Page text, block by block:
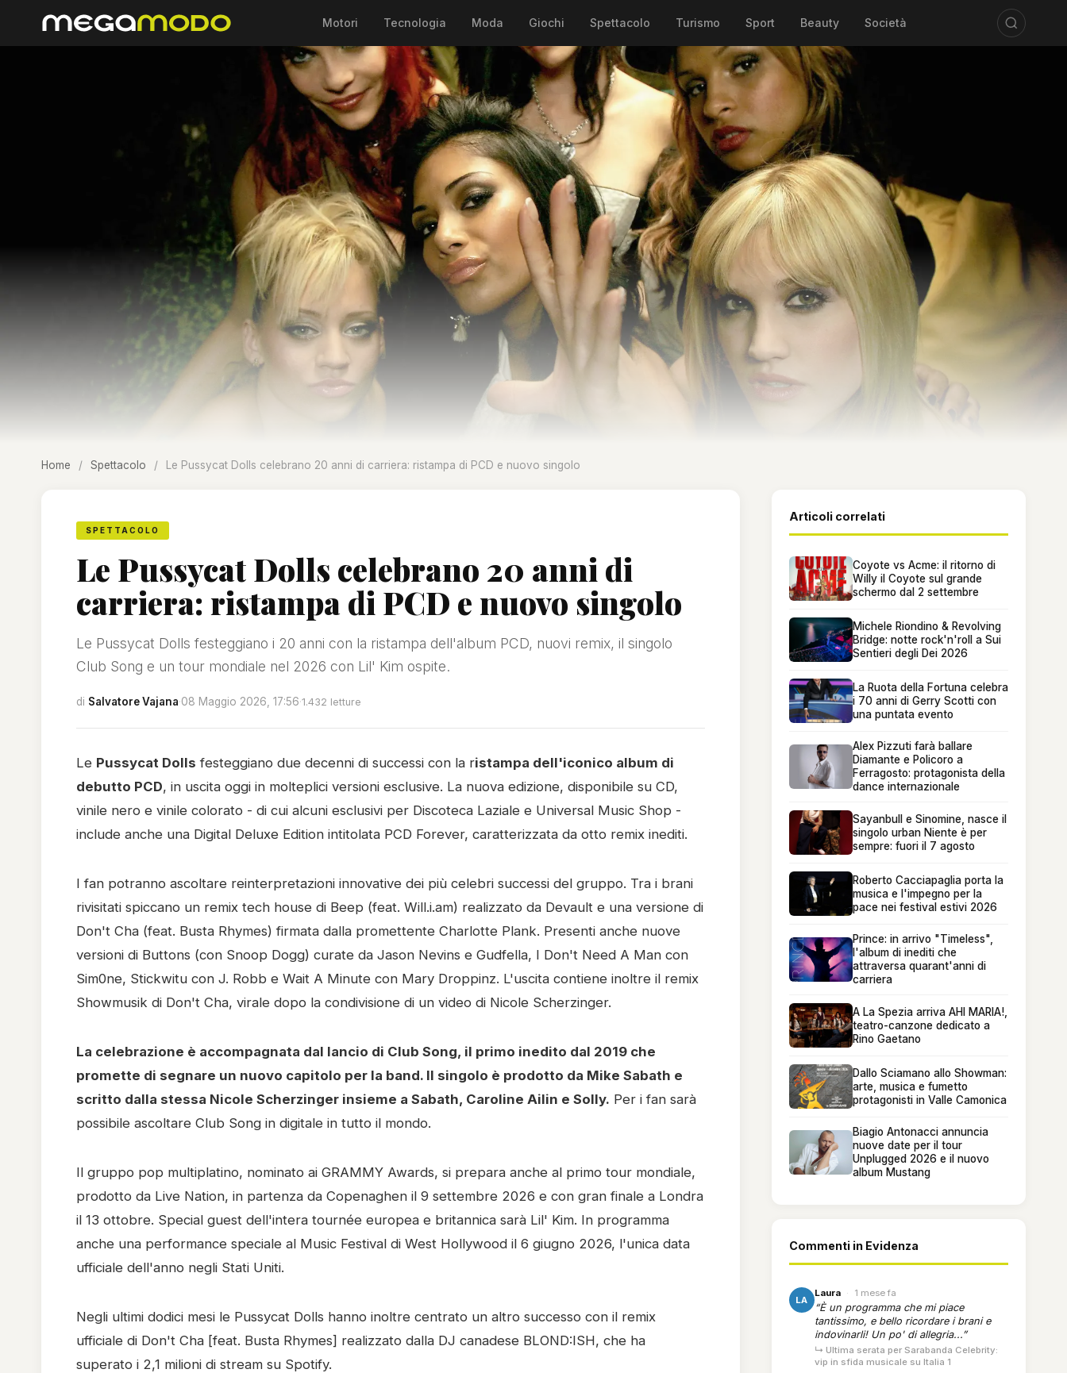
Motori Tecnologia Moda Giochi Spettacolo Turismo Sport Beauty Società
Home / Spettacolo / Le Pussycat Dolls celebrano 20 anni di carriera: ristampa di PCD e nuovo singolo
SPETTACOLO
Le Pussycat Dolls celebrano 20 anni di
carriera: ristampa di PCD e nuovo singolo
Le Pussycat Dolls festeggiano i 20 anni con la ristampa dell'album PCD, nuovi remix, il singolo
Club Song e un tour mondiale nel 2026 con Lil' Kim ospite.
di Salvatore Vajana·08 Maggio 2026, 17:56·1.432 letture
Le Pussycat Dolls festeggiano due decenni di successi con la ristampa dell'iconico album di
debutto PCD, in uscita oggi in molteplici versioni esclusive. La nuova edizione, disponibile su CD,
vinile nero e vinile colorato - di cui alcuni esclusivi per Discoteca Laziale e Universal Music Shop -
include anche una Digital Deluxe Edition intitolata PCD Forever, caratterizzata da otto remix inediti.
I fan potranno ascoltare reinterpretazioni innovative dei più celebri successi del gruppo. Tra i brani
rivisitati spiccano un remix tech house di Beep (feat. Will.i.am) realizzato da Devault e una versione di
Don't Cha (feat. Busta Rhymes) firmata dalla promettente Charlotte Plank. Presenti anche nuove
versioni di Buttons (con Snoop Dogg) curate da Jason Nevins e Gudfella, I Don't Need A Man con
Sim0ne, Stickwitu con J. Robb e Wait A Minute con Mary Droppinz. L'uscita contiene inoltre il remix
Showmusik di Don't Cha, virale dopo la condivisione di un video di Nicole Scherzinger.
La celebrazione è accompagnata dal lancio di Club Song, il primo inedito dal 2019 che
promette di segnare un nuovo capitolo per la band. Il singolo è prodotto da Mike Sabath e
scritto dalla stessa Nicole Scherzinger insieme a Sabath, Caroline Ailin e Solly. Per i fan sarà
possibile ascoltare Club Song in digitale in tutto il mondo.
Il gruppo pop multiplatino, nominato ai GRAMMY Awards, si prepara anche al primo tour mondiale,
prodotto da Live Nation, in partenza da Copenaghen il 9 settembre 2026 e con gran finale a Londra
il 13 ottobre. Special guest dell'intera tournée europea e britannica sarà Lil' Kim. In programma
anche una performance speciale al Music Festival di West Hollywood il 6 giugno 2026, l'unica data
ufficiale dell'anno negli Stati Uniti.
Negli ultimi dodici mesi le Pussycat Dolls hanno inoltre centrato un altro successo con il remix
ufficiale di Don't Cha [feat. Busta Rhymes] realizzato dalla DJ canadese BLOND:ISH, che ha
superato i 2,1 milioni di stream su Spotify.
Articoli correlati
Coyote vs Acme: il ritorno di
Willy il Coyote sul grande
schermo dal 2 settembre
Michele Riondino & Revolving
Bridge: notte rock'n'roll a Sui
Sentieri degli Dei 2026
La Ruota della Fortuna celebra
i 70 anni di Gerry Scotti con
una puntata evento
Alex Pizzuti farà ballare
Diamante e Policoro a
Ferragosto: protagonista della
dance internazionale
Sayanbull e Sinomine, nasce il
singolo urban Niente è per
sempre: fuori il 7 agosto
Roberto Cacciapaglia porta la
musica e l'impegno per la
pace nei festival estivi 2026
Prince: in arrivo "Timeless",
l'album di inediti che
attraversa quarant'anni di
carriera
A La Spezia arriva AHI MARIA!,
teatro-canzone dedicato a
Rino Gaetano
Dallo Sciamano allo Showman:
arte, musica e fumetto
protagonisti in Valle Camonica
Biagio Antonacci annuncia
nuove date per il tour
Unplugged 2026 e il nuovo
album Mustang
Commenti in Evidenza
LA
Laura · 1 mese fa
“È un programma che mi piace
tantissimo, e bello ricordare i brani e
indovinarli! Un po' di allegria...”
↳ Ultima serata per Sarabanda Celebrity:
vip in sfida musicale su Italia 1